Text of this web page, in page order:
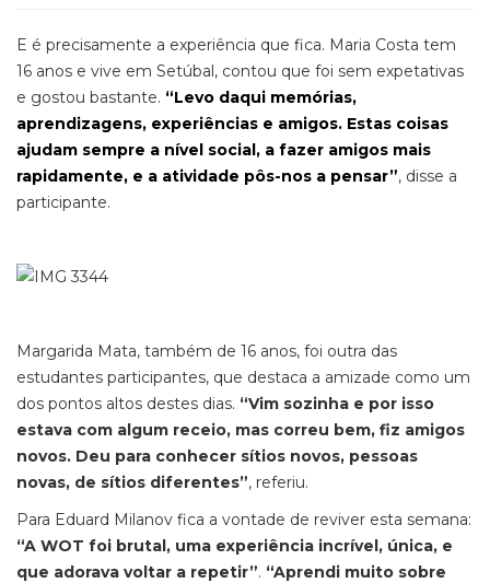
E é precisamente a experiência que fica. Maria Costa tem
16 anos e vive em Setúbal, contou que foi sem expetativas
e gostou bastante. “Levo daqui memórias,
aprendizagens, experiências e amigos. Estas coisas
ajudam sempre a nível social, a fazer amigos mais
rapidamente, e a atividade pôs-nos a pensar”, disse a
participante.
Margarida Mata, também de 16 anos, foi outra das
estudantes participantes, que destaca a amizade como um
dos pontos altos destes dias. “Vim sozinha e por isso
estava com algum receio, mas correu bem, fiz amigos
novos. Deu para conhecer sítios novos, pessoas
novas, de sítios diferentes”, referiu.
Para Eduard Milanov fica a vontade de reviver esta semana:
“A WOT foi brutal, uma experiência incrível, única, e
que adorava voltar a repetir”. “Aprendi muito sobre